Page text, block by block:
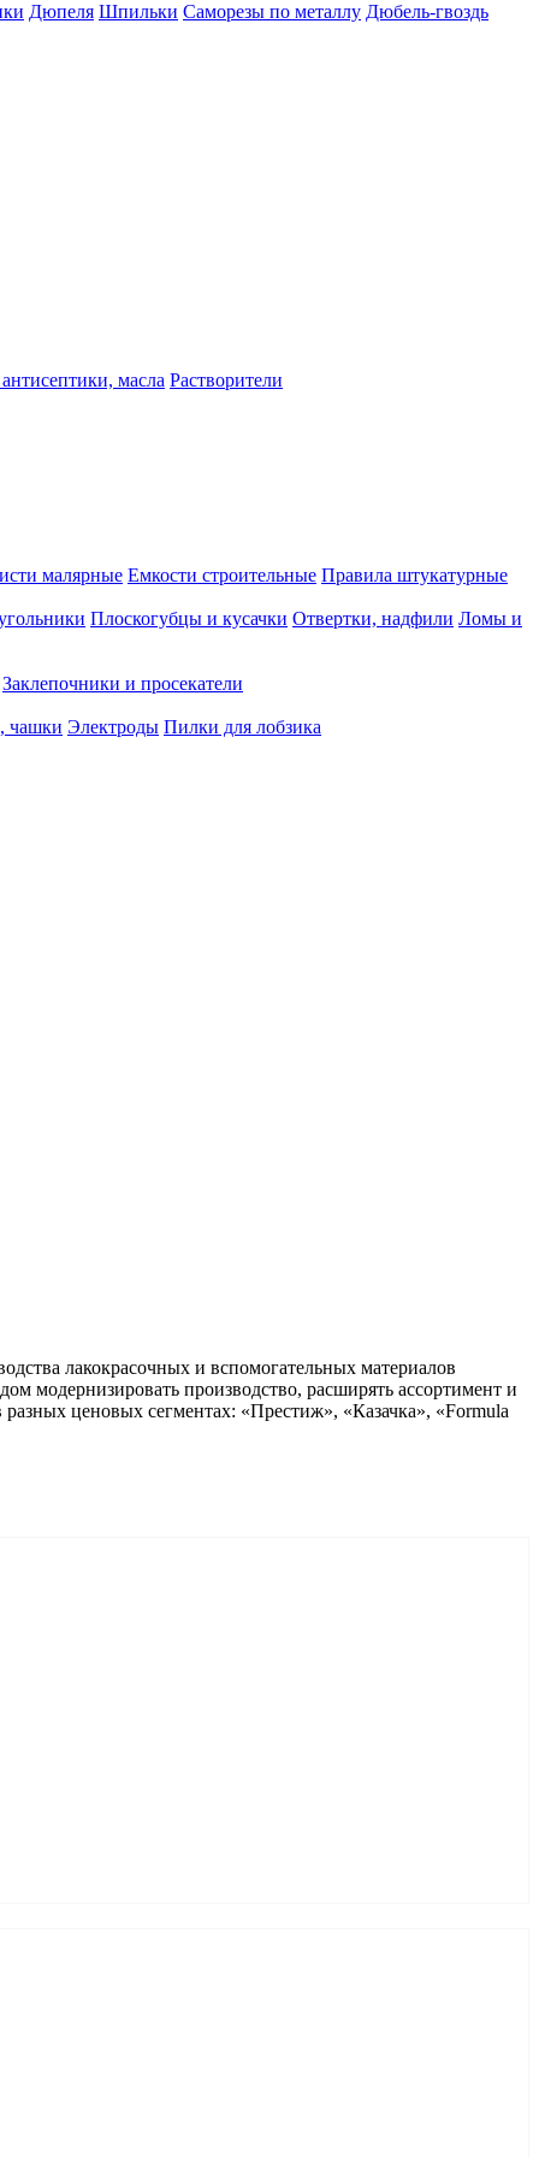
Дюпеля Шпильки Саморезы по металлу Дюбель-гвоздь
масла Растворители
малярные Емкости строительные Правила штукатурные
Плоскогубцы и кусачки Отвертки, надфили Ломы и
Заклепочники и просекатели
чашки Электроды Пилки для лобзика
лакокрасочных и вспомогательных материалов
модернизировать производство, расширять ассортимент и
ценовых сегментах: «Престиж», «Казачка», «Formula